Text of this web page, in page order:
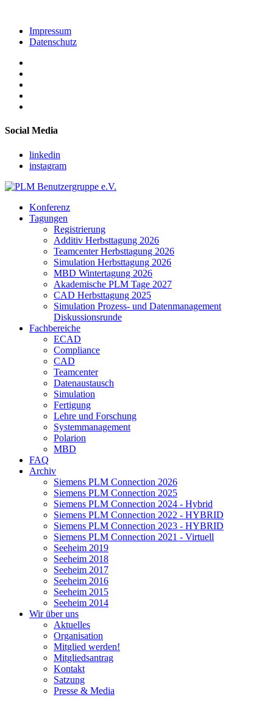
Impressum
Datenschutz
Social Media
linkedin
instagram
Konferenz
Tagungen
Registrierung
Additiv Herbsttagung 2026
Teamcenter Herbsttagung 2026
Simulation Herbsttagung 2026
MBD Wintertagung 2026
Akademische PLM Tage 2027
CAD Herbsttagung 2025
Simulation Prozess- und Datenmanagement
Diskussionsrunde
Fachbereiche
ECAD
Compliance
CAD
Teamcenter
Datenaustausch
Simulation
Fertigung
Lehre und Forschung
Systemmanagement
Polarion
MBD
FAQ
Archiv
Siemens PLM Connection 2026
Siemens PLM Connection 2025
Siemens PLM Connection 2024 - Hybrid
Siemens PLM Connection 2022 - HYBRID
Siemens PLM Connection 2023 - HYBRID
Siemens PLM Connection 2021 - Virtuell
Seeheim 2019
Seeheim 2018
Seeheim 2017
Seeheim 2016
Seeheim 2015
Seeheim 2014
Wir über uns
Aktuelles
Organisation
Mitglied werden!
Mitgliedsantrag
Kontakt
Satzung
Presse & Media